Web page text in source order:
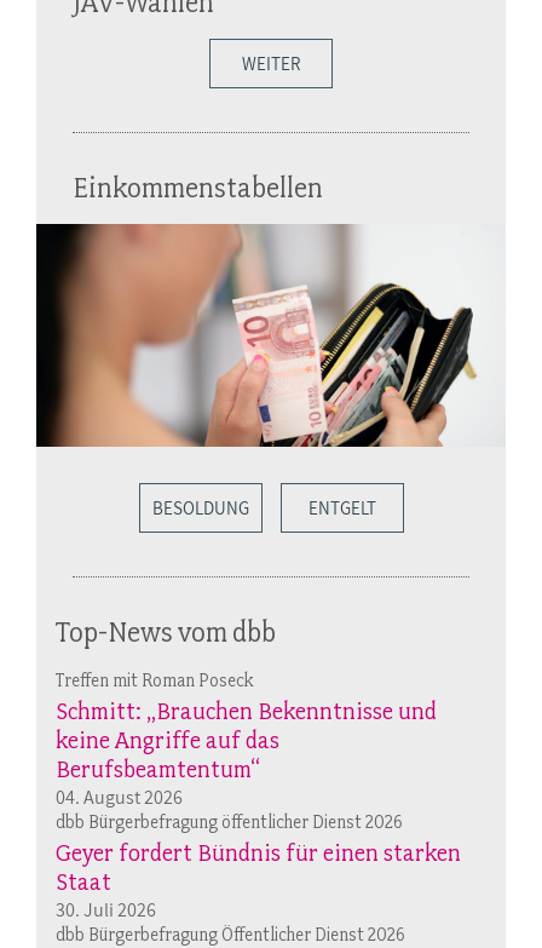
WEITER
Einkommenstabellen
BESOLDUNG ENTGELT
Top-News vom dbb
Treffen mit Roman Poseck
Schmitt: „Brauchen Bekenntnisse und
keine Angriffe auf das
Berufsbeamtentum“
04. August 2026
dbb Bürgerbefragung öffentlicher Dienst 2026
Geyer fordert Bündnis für einen starken
Staat
30. Juli 2026
dbb Bürgerbefragung Öffentlicher Dienst 2026